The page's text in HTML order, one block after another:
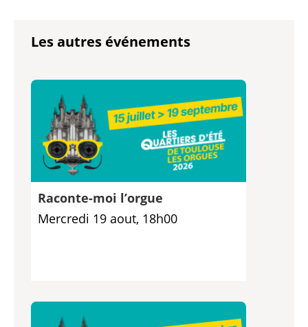
Les autres événements
Raconte-moi l’orgue
Mercredi 19 aout, 18h00